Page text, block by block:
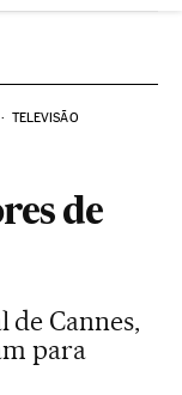
TELEVISÃO
de
de Cannes,
para